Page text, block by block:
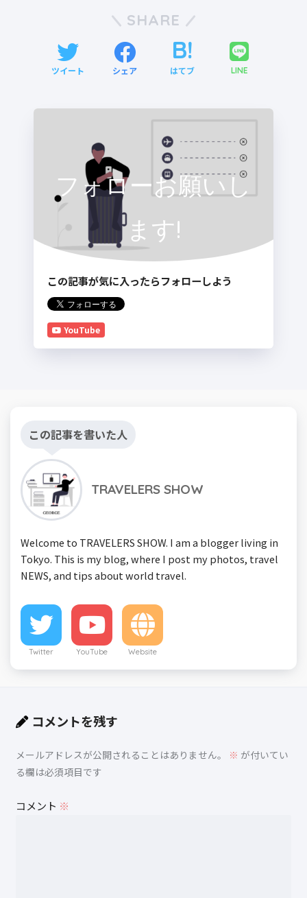
SHARE
ツイート シェア はてブ LINE
フォローお願いし
ます!
この記事が気に入ったらフォローしよう
YouTube
この記事を書いた人
TRAVELERS SHOW
Welcome to TRAVELERS SHOW. I am a blogger living in
Tokyo. This is my blog, where I post my photos, travel
NEWS, and tips about world travel.
Twitter YouTube Website
コメントを残す
メールアドレスが公開されることはありません。 ※ が付いてい
る欄は必須項目です
コメント ※